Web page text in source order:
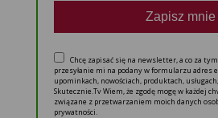
Zapisz mnie
Chcę zapisać się na newsletter, a co za
przesyłanie mi na podany w formularzu adres
upominkach, nowościach, produktach,
Skutecznie.Tv Wiem, że zgodę mogę w każdej
związane z przetwarzaniem moich danych
prywatności.